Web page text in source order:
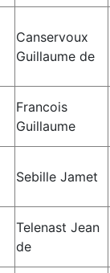
Canservoux
Guillaume de
Francois
Guillaume
Sebille Jamet
Telenast Jean
de